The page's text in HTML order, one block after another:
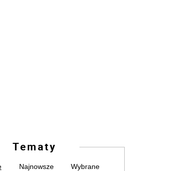
Tematy
Najnowsze Wybrane